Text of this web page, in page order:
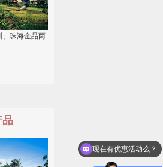
、珠海金品两
品
可以介绍下你们的产品么？